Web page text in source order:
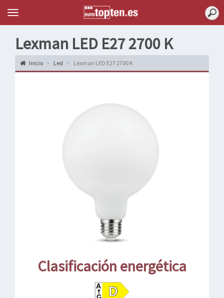
Topten
Menu
Lexman LED E27 2700 K
Inicio Led Lexman LED E27 2700 K
Clasificación energética